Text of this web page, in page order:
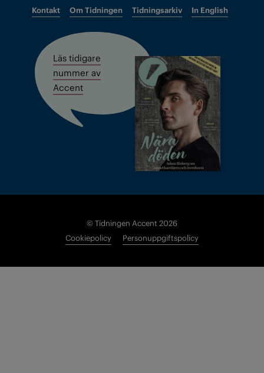
Kontakt Om Tidningen Tidningsarkiv In English
Läs tidigare
nummer av
Accent
© Tidningen Accent 2026
Cookiepolicy
Personuppgiftspolicy